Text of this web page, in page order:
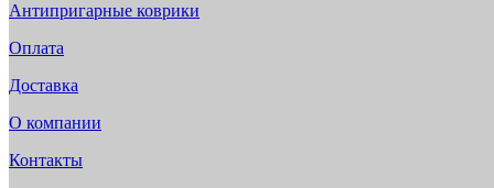
Антипригарные коврики
Оплата
Доставка
О компании
Контакты